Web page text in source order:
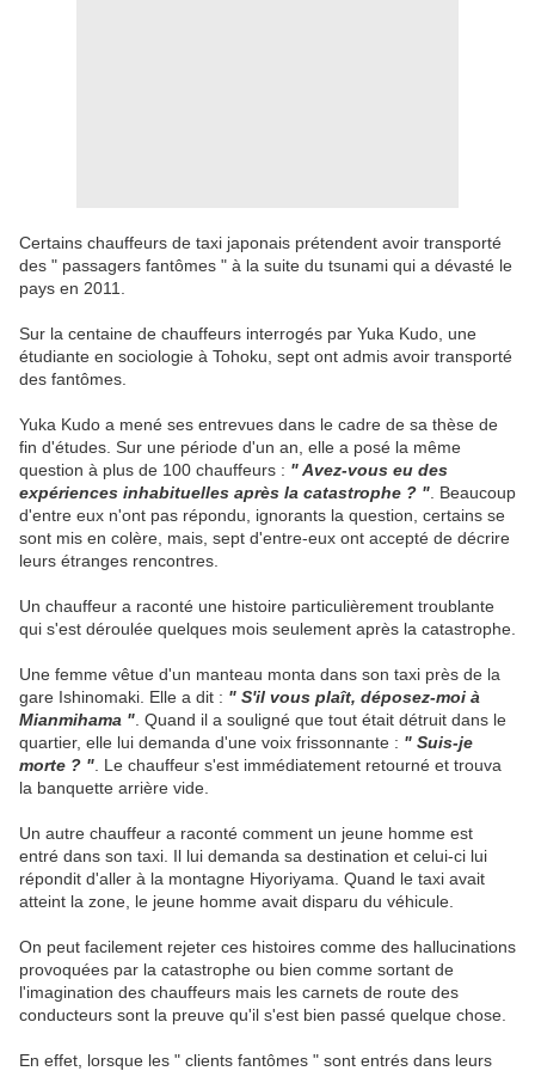
Certains chauffeurs de taxi japonais prétendent avoir transporté
des " passagers fantômes " à la suite du tsunami qui a dévasté le
pays en 2011.
Sur la centaine de chauffeurs interrogés par Yuka Kudo, une
étudiante en sociologie à Tohoku, sept ont admis avoir transporté
des fantômes.
Yuka Kudo a mené ses entrevues dans le cadre de sa thèse de
fin d'études. Sur une période d'un an, elle a posé la même
question à plus de 100 chauffeurs : " Avez-vous eu des
expériences inhabituelles après la catastrophe ? " . Beaucoup
d'entre eux n'ont pas répondu, ignorants la question, certains se
sont mis en colère, mais, sept d'entre-eux ont accepté de décrire
leurs étranges rencontres.
Un chauffeur a raconté une histoire particulièrement troublante
qui s'est déroulée quelques mois seulement après la catastrophe.
Une femme vêtue d'un manteau monta dans son taxi près de la
gare Ishinomaki. Elle a dit : " S'il vous plaît, déposez-moi à
Mianmihama " . Quand il a souligné que tout était détruit dans le
quartier, elle lui demanda d'une voix frissonnante : " Suis-je
morte ? " . Le chauffeur s'est immédiatement retourné et trouva
la banquette arrière vide.
Un autre chauffeur a raconté comment un jeune homme est
entré dans son taxi. Il lui demanda sa destination et celui-ci lui
répondit d'aller à la montagne Hiyoriyama. Quand le taxi avait
atteint la zone, le jeune homme avait disparu du véhicule.
On peut facilement rejeter ces histoires comme des hallucinations
provoquées par la catastrophe ou bien comme sortant de
l'imagination des chauffeurs mais les carnets de route des
conducteurs sont la preuve qu'il s'est bien passé quelque chose.
En effet, lorsque les " clients fantômes " sont entrés dans leurs